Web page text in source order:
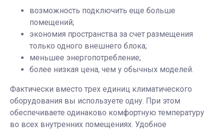
возможность подключить еще больше
помещений;
экономия пространства за счет размещения
только одного внешнего блока;
меньшее энергопотребление;
более низкая цена, чем у обычных моделей.
Фактически вместо трех единиц климатического
оборудования вы используете одну. При этом
обеспечиваете одинаково комфортную температуру
во всех внутренних помещениях. Удобное